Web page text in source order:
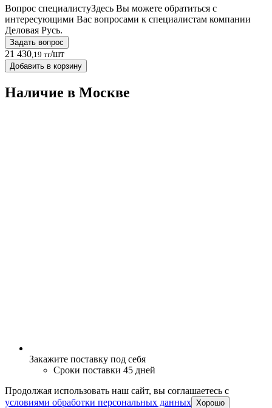
Вопрос специалистуЗдесь Вы можете обратиться с
интересующими Вас вопросами к специалистам компании
Деловая Русь.
Задать вопрос
21 430 ,19 тг/шт
Добавить в корзину
Наличие в Москвe
Закажите поставку под себя
Сроки поставки 45 дней
Продолжая использовать наш сайт, вы соглашаетесь c
условиями обработки персональных данных Хорошо